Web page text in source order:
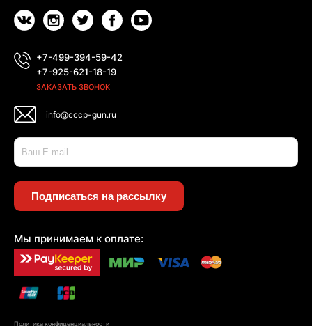
+7-499-394-59-42
+7-925-621-18-19
ЗАКАЗАТЬ ЗВОНОК
info@cccp-gun.ru
Подписаться на рассылку
Мы принимаем к оплате:
Политика конфиденциальности